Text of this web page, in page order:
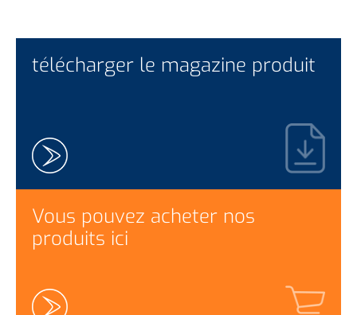
télécharger le magazine produit
Vous pouvez acheter nos
produits ici